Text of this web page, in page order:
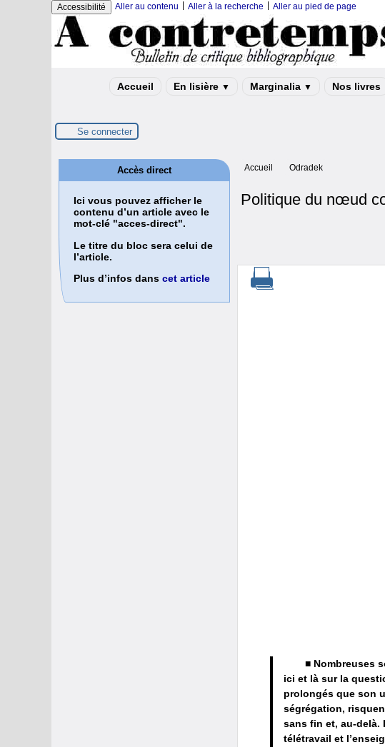
Accessibilité Aller au contenu Aller à la recherche Aller au pied de page
Accueil En lisière ▼ Marginalia ▼ Nos livres
Se connecter
Accueil Odradek
Politique du nœud
■ Nombreuses
ici et là sur la
prolongés que son
ségrégation,
sans fin et, au-delà.
télétravail et
Accès direct
Ici vous pouvez afficher le
contenu d’un article avec le
mot-clé "acces-direct".
Le titre du bloc sera celui de
l’article.
Plus d’infos dans cet article